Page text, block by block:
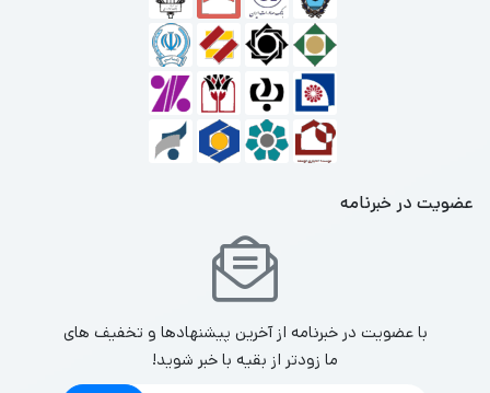
عضویت در خبرنامه
با عضویت در خبرنامه از آخرین پیشنهادها و تخفیف های
ما زودتر از بقیه با خبر شوید!